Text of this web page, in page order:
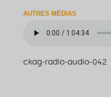
AUTRES MÉDIAS
ckag-radio-audio-042